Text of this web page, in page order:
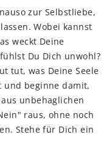
zur Selbstliebe,
Wobei kannst
weckt Deine
Du Dich unwohl?
tut, was Deine Seele
und beginne damit,
unbehaglichen
raus, ohne noch
Stehe für Dich ein